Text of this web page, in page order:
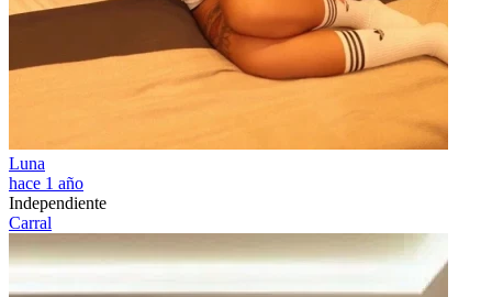
Luna
hace 1 año
Independiente
Carral